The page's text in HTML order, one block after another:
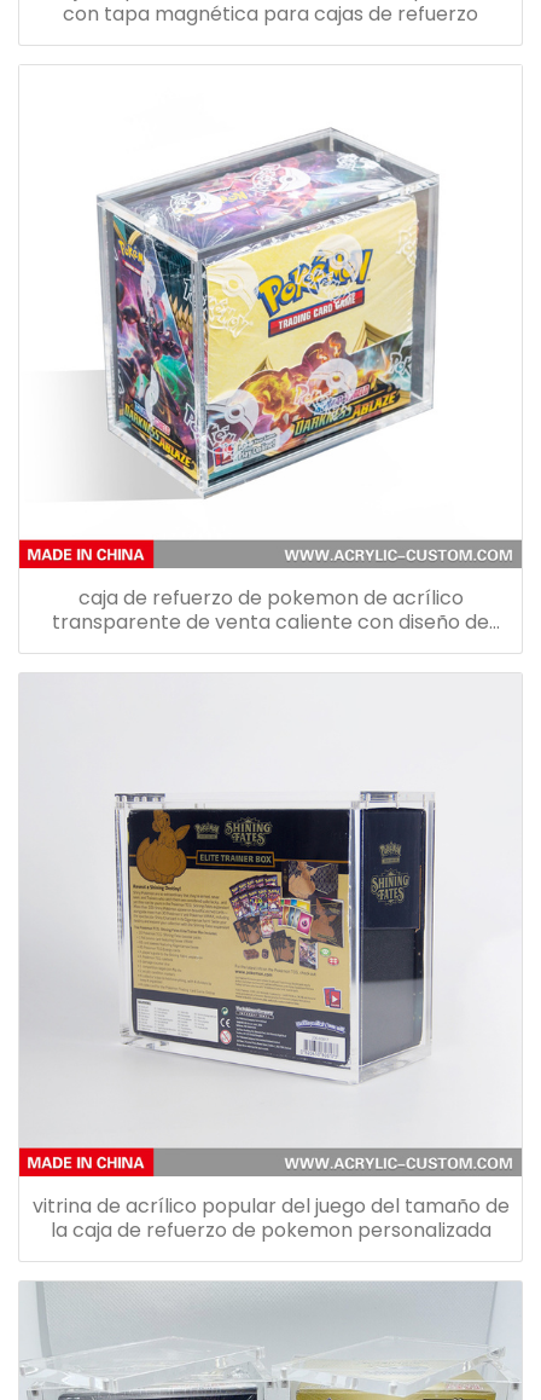
con tapa magnética para cajas de refuerzo
caja de refuerzo de pokemon de acrílico
transparente de venta caliente con diseño de
tapa magnética
vitrina de acrílico popular del juego del tamaño de
la caja de refuerzo de pokemon personalizada